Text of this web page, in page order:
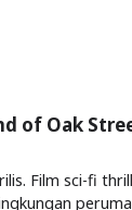
of Oak
Film sci-fi